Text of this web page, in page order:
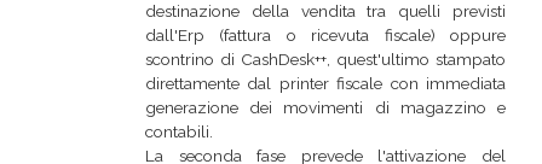
destinazione della vendita tra quelli previsti
dall'Erp (fattura o ricevuta fiscale) oppure
scontrino di CashDesk++, quest'ultimo stampato
direttamente dal printer fiscale con immediata
generazione dei movimenti di magazzino e
contabili.
La seconda fase prevede l'attivazione del